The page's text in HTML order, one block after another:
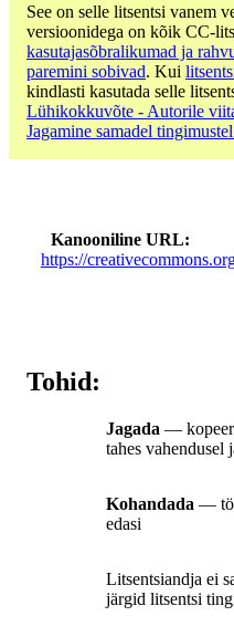
See on selle litsentsi vanem
versioonidega on kõik CC-
kasutajasõbralikumad ja
paremini sobivad. Kui
kindlasti kasutada selle
Lühikokkuvõte - Autorile
Jagamine samadel
Kanooniline URL
https://
Tohid:
Jagada —
tahes vahendusel
Kohandada —
edasi
Litsentsiandja ei
järgid litsentsi